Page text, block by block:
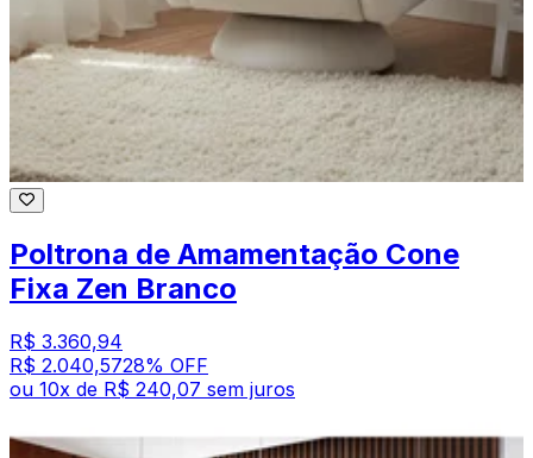
Poltrona de Amamentação Cone
Fixa Zen Branco
R$ 3.360,94
R$ 2.040,5728% OFF
ou 10x de R$ 240,07 sem juros